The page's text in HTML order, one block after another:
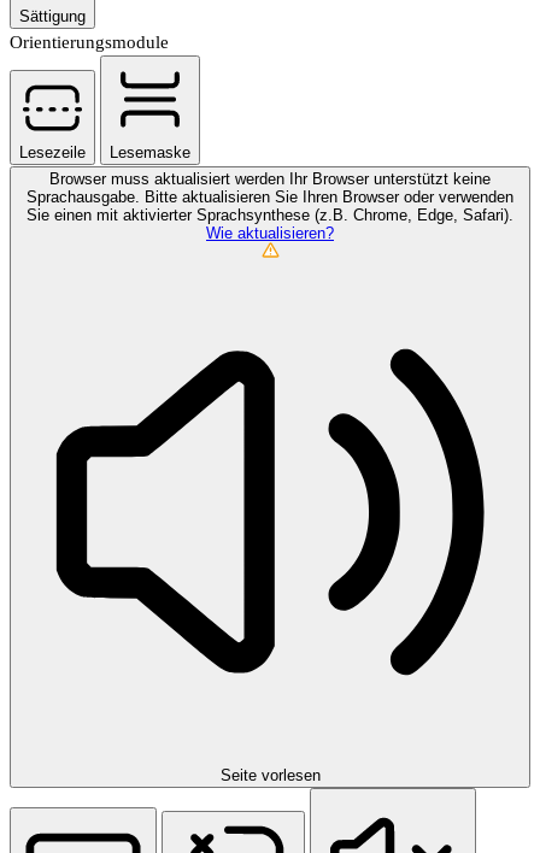
Sättigung
Orientierungsmodule
Lesezeile
Lesemaske
Browser muss aktualisiert werden
Ihr Browser unterstützt keine
Sprachausgabe. Bitte aktualisieren Sie Ihren Browser oder verwenden
Sie einen mit aktivierter Sprachsynthese (z.B. Chrome, Edge, Safari).
Wie aktualisieren?
Seite vorlesen